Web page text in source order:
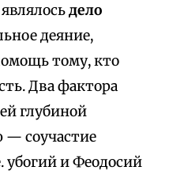
дело
деяние,
тому, кто
Два фактора
глубиной
соучастие
убогий и Феодосий